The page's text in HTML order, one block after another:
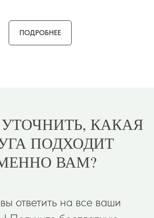
ПОДРОБНЕЕ
КАКАЯ
ПОДХОДИТ
ВАМ?
ответить на все ваши